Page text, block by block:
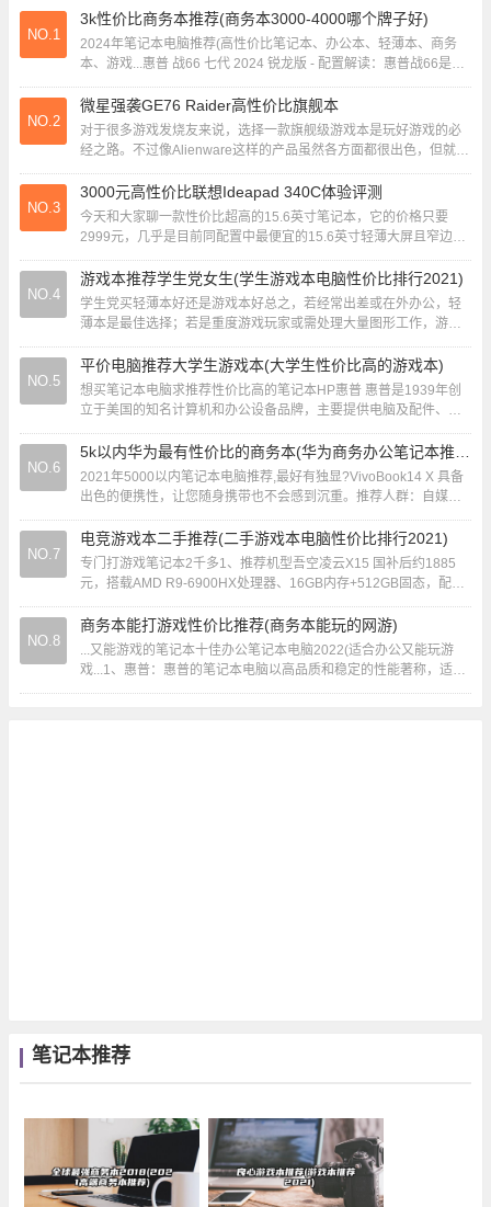
NO.1
3k性价比商务本推荐(商务本3000-4000哪个牌子好)
2024年笔记本电脑推荐(高性价比笔记本、办公本、轻薄本、商务
本、游戏...惠普 战66 七代 2024 锐龙版 - 配置解读：惠普战66是市
场上的热销产品，新...
NO.2
微星强袭GE76 Raider高性价比旗舰本
对于很多游戏发烧友来说，选择一款旗舰级游戏本是玩好游戏的必
经之路。不过像Alienware这样的产品虽然各方面都很出色，但就是
价格太过昂贵，导致不少人望而却步。...
NO.3
3000元高性价比联想Ideapad 340C体验评测
今天和大家聊一款性价比超高的15.6英寸笔记本，它的价格只要
2999元，几乎是目前同配置中最便宜的15.6英寸轻薄大屏且窄边框
的笔记本了，而且还是出自大厂之手，...
NO.4
游戏本推荐学生党女生(学生游戏本电脑性价比排行2021)
学生党买轻薄本好还是游戏本好总之，若经常出差或在外办公，轻
薄本是最佳选择；若是重度游戏玩家或需处理大量图形工作，游戏
本更合适。学生党购买游戏本通常比轻薄本更合适...
NO.5
平价电脑推荐大学生游戏本(大学生性价比高的游戏本)
想买笔记本电脑求推荐性价比高的笔记本HP惠普 惠普是1939年创
立于美国的知名计算机和办公设备品牌，主要提供电脑及配件、打
印机、显示屏等产品，产品一直以高性能和...
NO.6
2021年5000以内笔记本电脑推荐,最好有独显?VivoBook14 X 具备
出色的便携性，让您随身携带也不会感到沉重。推荐人群：自媒体
达人、有一定游戏需求的...
NO.7
电竞游戏本二手推荐(二手游戏本电脑性价比排行2021)
专门打游戏笔记本2千多1、推荐机型吾空凌云X15 国补后约1885
元，搭载AMD R9-6900HX处理器、16GB内存+512GB固态，配备
5K 165Hz电...
NO.8
商务本能打游戏性价比推荐(商务本能玩的网游)
...又能游戏的笔记本十佳办公笔记本电脑2022(适合办公又能玩游
戏...1、惠普：惠普的笔记本电脑以高品质和稳定的性能著称，适合
商务和日常使用。戴尔：戴尔提供...
笔记本推荐